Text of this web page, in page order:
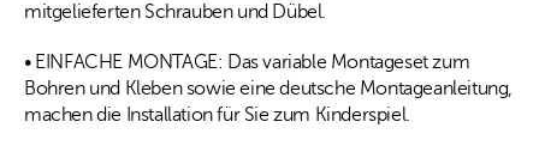
mitgelieferten Schrauben und Dübel.
• EINFACHE MONTAGE: Das variable Montageset zum
Bohren und Kleben sowie eine deutsche Montageanleitung,
machen die Installation für Sie zum Kinderspiel.